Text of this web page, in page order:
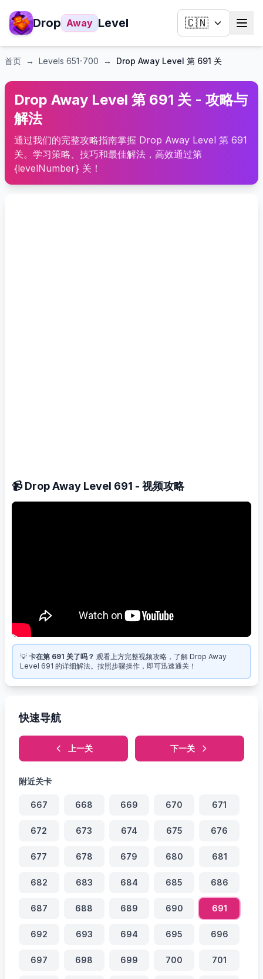
Drop Away Level 🇨🇳
首页 → Levels 651-700 → Drop Away Level 第 691 关
Drop Away Level 第 691 关 - 攻略与
解法
通过我们的完整攻略指南掌握 Drop Away Level 第 691
关。学习策略、技巧和最佳解法，高效通过第
{levelNumber} 关！
📹 Drop Away Level 691 - 视频攻略
💡 卡在第 691 关了吗？ 观看上方完整视频攻略，了解 Drop Away
Level 691 的详细解法。按照步骤操作，即可迅速通关！
快速导航
上一关 下一关
附近关卡
667 668 669 670 671
672 673 674 675 676
677 678 679 680 681
682 683 684 685 686
687 688 689 690 691
692 693 694 695 696
697 698 699 700 701